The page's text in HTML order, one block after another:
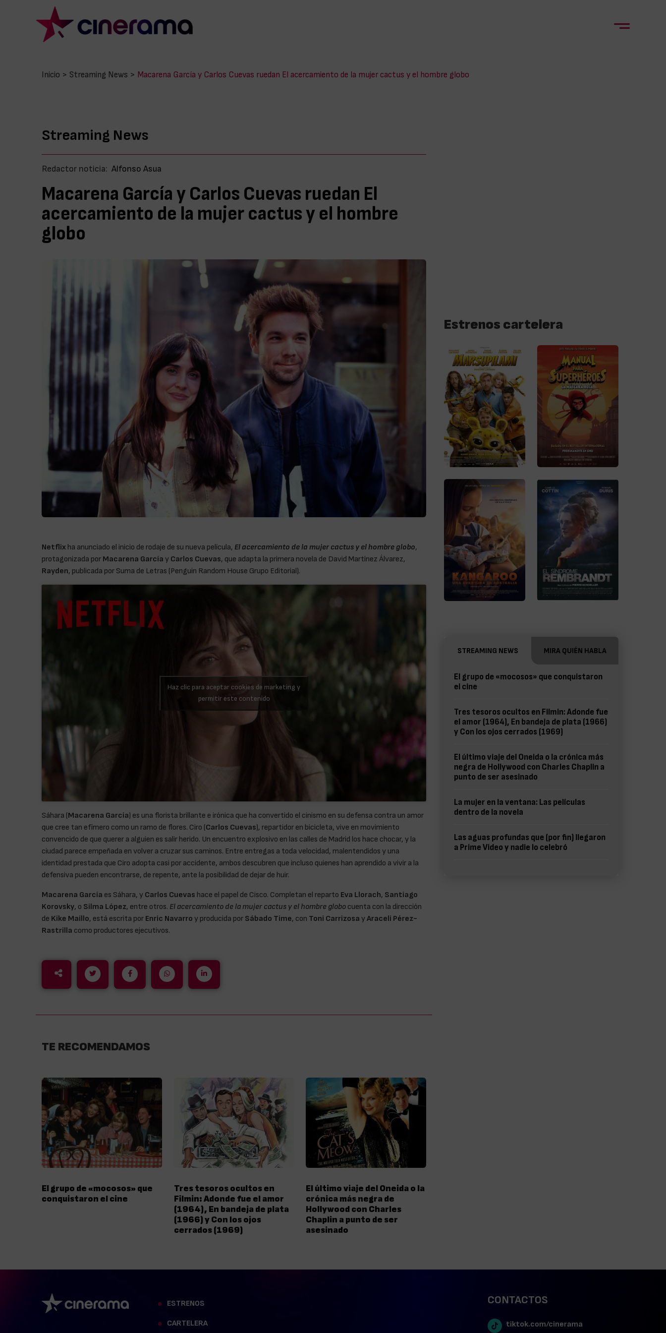
Inicio > Streaming News > Macarena García y Carlos Cuevas ruedan El acercamiento de la mujer cactus y el hombre globo
Streaming News
Redactor noticia: Alfonso Asua
Macarena García y Carlos Cuevas ruedan El
acercamiento de la mujer cactus y el hombre
globo
Netflix ha anunciado el inicio de rodaje de su nueva película, El acercamiento de la mujer cactus y el hombre globo,
protagonizada por Macarena García y Carlos Cuevas, que adapta la primera novela de David Martínez Álvarez,
Rayden, publicada por Suma de Letras (Penguin Random House Grupo Editorial).
Haz clic para aceptar cookies de marketing y
permitir este contenido
Sáhara (Macarena García) es una florista brillante e irónica que ha convertido el cinismo en su defensa contra un amor
que cree tan efímero como un ramo de flores. Ciro (Carlos Cuevas), repartidor en bicicleta, vive en movimiento
convencido de que querer a alguien es salir herido. Un encuentro explosivo en las calles de Madrid los hace chocar, y la
ciudad parece empeñada en volver a cruzar sus caminos. Entre entregas a toda velocidad, malentendidos y una
identidad prestada que Ciro adopta casi por accidente, ambos descubren que incluso quienes han aprendido a vivir a la
defensiva pueden encontrarse, de repente, ante la posibilidad de dejar de huir.
Macarena García es Sáhara, y Carlos Cuevas hace el papel de Cisco. Completan el reparto Eva Llorach, Santiago
Korovsky, o Silma López, entre otros. El acercamiento de la mujer cactus y el hombre globo cuenta con la dirección
de Kike Maíllo, está escrita por Enric Navarro y producida por Sábado Time, con Toni Carrizosa yAraceli Pérez-
Rastrilla como productores ejecutivos.
TE RECOMENDAMOS
El grupo de «mocosos» que
conquistaron el cine
Tres tesoros ocultos en
Filmin: Adonde fue el amor
(1964), En bandeja de plata
(1966) y Con los ojos
cerrados (1969)
El último viaje del Oneida o la
crónica más negra de
Hollywood con Charles
Chaplin a punto de ser
asesinado
Estrenos cartelera
STREAMING NEWS MIRA QUIÉN HABLA
El grupo de «mocosos» que conquistaron
el cine
Tres tesoros ocultos en Filmin: Adonde fue
el amor (1964), En bandeja de plata (1966)
y Con los ojos cerrados (1969)
El último viaje del Oneida o la crónica más
negra de Hollywood con Charles Chaplin a
punto de ser asesinado
La mujer en la ventana: Las películas
dentro de la novela
Las aguas profundas que (por fin) llegaron
a Prime Video y nadie lo celebró
ESTRENOS
CARTELERA
CONTACTOS
tiktok.com/cinerama